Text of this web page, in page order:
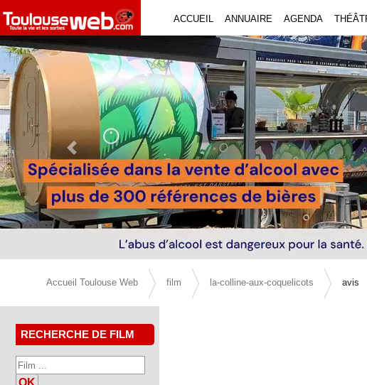
ACCUEIL ANNUAIRE AGENDA
Previous Slide
Accueil Toulouse Web film la-colline-aux-coquelicots avis
RECHERCHE DE FILM
OK